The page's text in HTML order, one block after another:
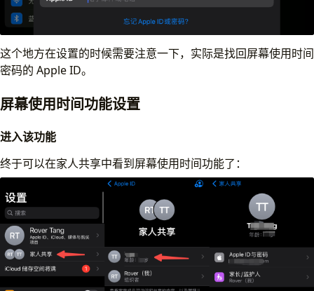
这个地方在设置的时候需要注意一下，实际是找回屏幕使用时间
密码的 Apple ID。
屏幕使用时间功能设置
进入该功能
终于可以在家人共享中看到屏幕使用时间功能了：